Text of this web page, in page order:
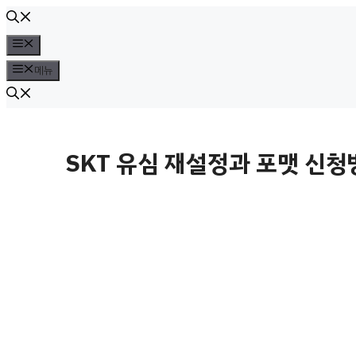
컨
텐
츠
로
뉴
메뉴
SKT 유심 재설정과 포맷 신청